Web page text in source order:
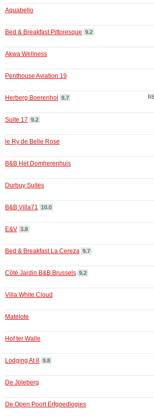
Aquabello
Bed & Breakfast Pittoresque 9.2
Akwa Wellness
Penthouse Aviation 19
Herberg Boerenhol
9.7
Suite 17 9.2
le Ry de Belle Rose
B&B Het Domherenhuis
Durbuy Suites
B&B Villa71 10.0
E&V 3.8
Bed & Breakfast La Cereza 9.7
Côté Jardin B&B Brussels 9.2
Villa White Cloud
Matelote
Hof ter Walle
Lodging At 8 9.8
De Jöleberg
De Open Poort Erfgoedlogies